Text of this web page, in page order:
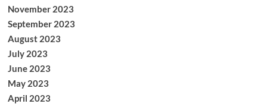
November 2023
September 2023
August 2023
July 2023
June 2023
May 2023
April 2023